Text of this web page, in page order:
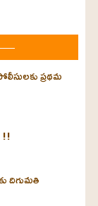
ప్రథమ
!!
దిగుమతి